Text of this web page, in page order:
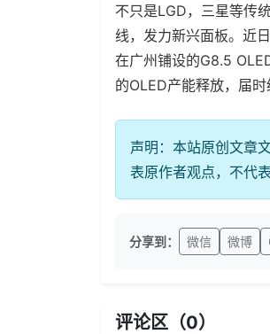
不只是LGD，三星等传
线，发力新兴面板。近
在广州铺设的G8.5
的OLED产能释放，届时
声明：本站原创文章
表原作者观点，不代
分享到： 微信 微博
评论区（0）